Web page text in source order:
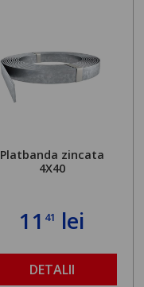
Platbanda zincata
4X40
11 41 lei
DETALII